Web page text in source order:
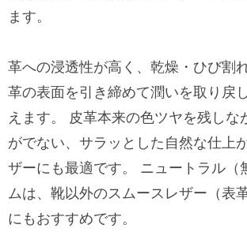
ます。
革への浸透性が高く、乾燥・ひび割
革の表面を引き締めて潤いを取り戻
えます。 皮革本来の色ツヤを残しな
がでない、サラッとした自然な仕上
ザーにも最適です。 ニュートラル（
ムは、靴以外のスムースレザー（表
にもおすすめです。